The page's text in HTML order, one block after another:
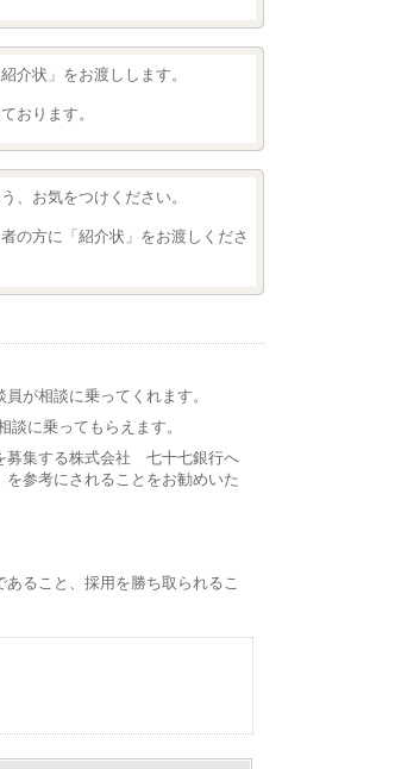
介状」をお渡しします。
おります。
、お気をつけください。
の方に「紹介状」をお渡しくださ
が相談に乗ってくれます。
談に乗ってもらえます。
募集する株式会社 七十七銀行へ
参考にされることをお勧めいた
ること、採用を勝ち取られるこ